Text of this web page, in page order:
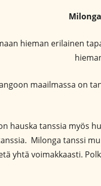
hieman erilainen
maailmassa on
hauska tanssia myös
Milonga tanssi
yhtä voimakkaasti.